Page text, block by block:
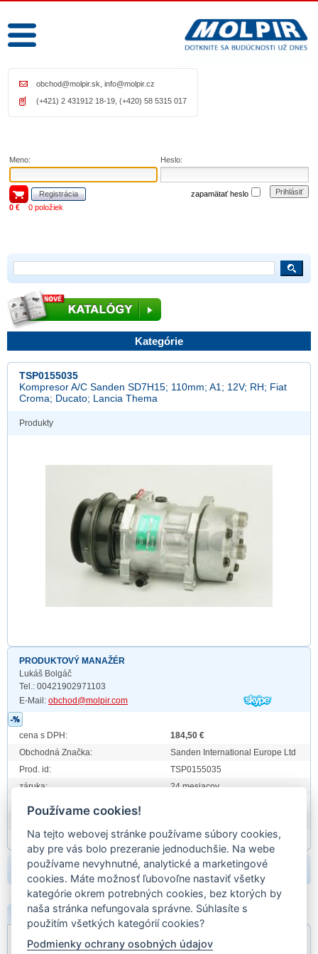
obchod@molpir.sk info@molpir.cz
(+421) 2 431912 18-19, (+420) 58 5315 017
Meno: Heslo:
Registrácia Prihlásiť
zapamätať heslo
0 € 0 položiek
Kategórie
TSP0155035
Kompresor A/C Sanden SD7H15; 110mm; A1; 12V; RH; Fiat
Croma; Ducato; Lancia Thema
Produkty
PRODUKTOVÝ MANAŽÉR
Lukáš Bolgáč
Tel.: 00421902971103
E-Mail: obchod@molpir.com
cena s DPH:
184,50 €
Obchodná Značka:
Sanden International Europe Ltd
Prod. id:
TSP0155035
záruka:
24 mesiacov
hmotnosť:
Partn. kódy:
beriem:
POPIS
OE: 7761693; 98453640;
Používame cookies!
Na tejto webovej stránke používame súbory cookies,
aby pre vás bolo prezeranie jednoduchšie. Na webe
používame nevyhnutné, analytické a marketingové
cookies. Máte možnosť ľubovoľne nastaviť všetky
kategórie okrem potrebných cookies, bez ktorých by
naša stránka nefungovala správne. Súhlasíte s
použitím všetkých kategórií cookies?
Podmienky ochrany osobných údajov